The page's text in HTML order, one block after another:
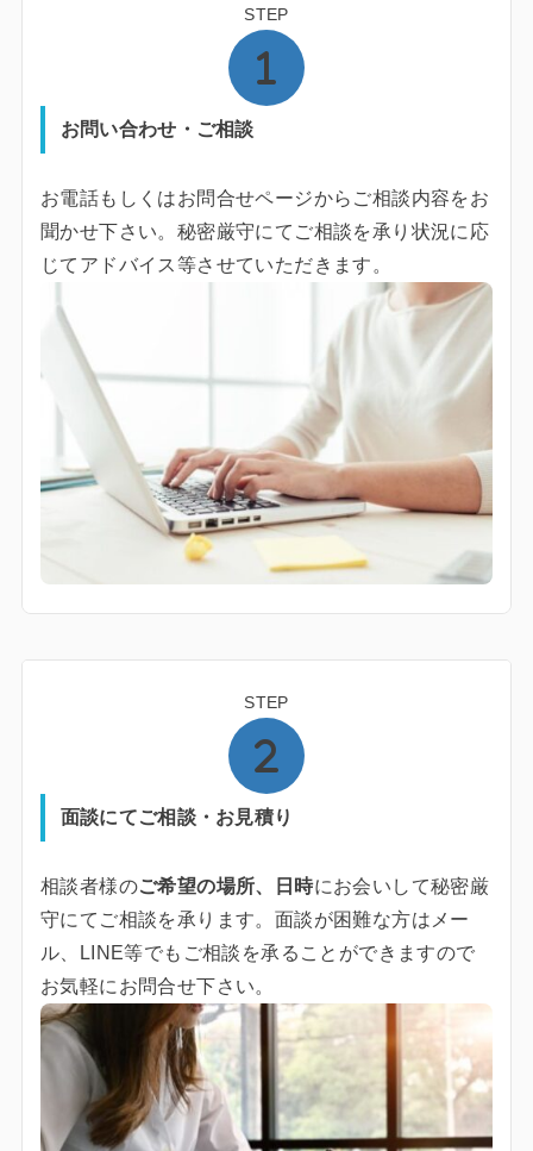
STEP
お問い合わせ・ご相談
お電話もしくはお問合せページからご相談内容をお
聞かせ下さい。秘密厳守にてご相談を承り状況に応
じてアドバイス等させていただきます。
STEP
面談にてご相談・お見積り
相談者様のご希望の場所、日時にお会いして秘密厳
守にてご相談を承ります。面談が困難な方はメー
ル、LINE等でもご相談を承ることができますので
お気軽にお問合せ下さい。